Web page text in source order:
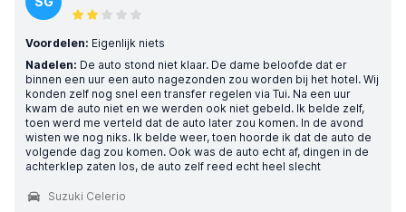
Voordelen: Eigenlijk niets
Nadelen: De auto stond niet klaar. De dame beloofde dat er
binnen een uur een auto nagezonden zou worden bij het hotel. Wij
konden zelf nog snel een transfer regelen via Tui. Na een uur
kwam de auto niet en we werden ook niet gebeld. Ik belde zelf,
toen werd me verteld dat de auto later zou komen. In de avond
wisten we nog niks. Ik belde weer, toen hoorde ik dat de auto de
volgende dag zou komen. Ook was de auto echt af, dingen in de
achterklep zaten los, de auto zelf reed echt heel slecht
Suzuki Celerio